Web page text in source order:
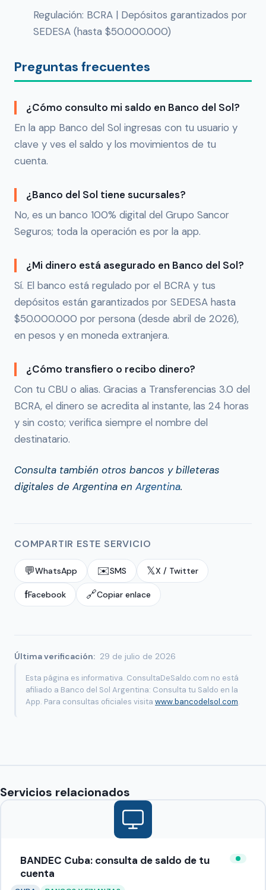
Regulación: BCRA | Depósitos garantizados por
SEDESA (hasta $50.000.000)
Preguntas frecuentes
¿Cómo consulto mi saldo en Banco del Sol?
En la app Banco del Sol ingresas con tu usuario y
clave y ves el saldo y los movimientos de tu
cuenta.
¿Banco del Sol tiene sucursales?
No, es un banco 100% digital del Grupo Sancor
Seguros; toda la operación es por la app.
¿Mi dinero está asegurado en Banco del Sol?
Sí. El banco está regulado por el BCRA y tus
depósitos están garantizados por SEDESA hasta
$50.000.000 por persona (desde abril de 2026),
en pesos y en moneda extranjera.
¿Cómo transfiero o recibo dinero?
Con tu CBU o alias. Gracias a Transferencias 3.0 del
BCRA, el dinero se acredita al instante, las 24 horas
y sin costo; verifica siempre el nombre del
destinatario.
Consulta también otros bancos y billeteras
digitales de Argentina en Argentina.
COMPARTIR ESTE SERVICIO
💬WhatsApp ✉️SMS 𝕏X / Twitter
fFacebook 🔗Copiar enlace
Última verificación: 29 de julio de 2026
Esta página es informativa. ConsultaDeSaldo.com no está
afiliado a Banco del Sol Argentina: Consulta tu Saldo en la
App. Para consultas oficiales visita www.bancodelsol.com.
Servicios relacionados
BANDEC Cuba: consulta de saldo de tu
cuenta